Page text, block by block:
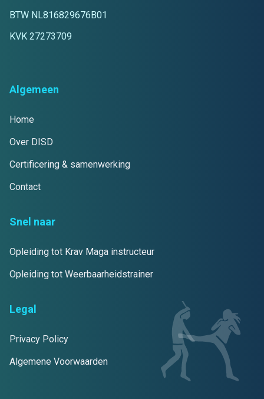
BTW NL816829676B01
KVK 27273709
Algemeen
Home
Over DISD
Certificering & samenwerking
Contact
Snel naar
Opleiding tot Krav Maga instructeur
Opleiding tot Weerbaarheidstrainer
Legal
Privacy Policy
Algemene Voorwaarden